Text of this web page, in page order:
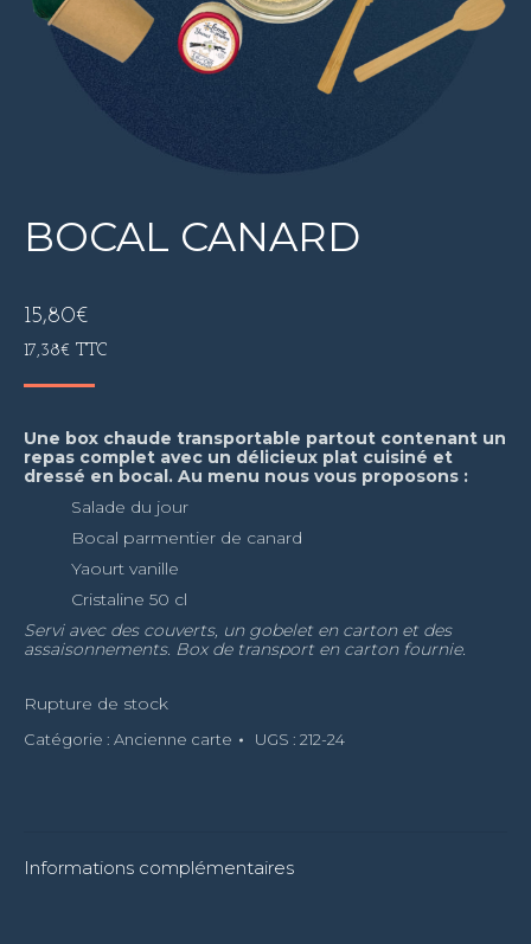
BOCAL CANARD
15,80€
17,38€ TTC
Une box chaude transportable partout contenant un
repas complet avec un délicieux plat cuisiné et
dressé en bocal. Au menu nous vous proposons :
Salade du jour
Bocal parmentier de canard
Yaourt vanille
Cristaline 50 cl
Servi avec des couverts, un gobelet en carton et des
assaisonnements. Box de transport en carton fournie.
Rupture de stock
Catégorie : Ancienne carte UGS : 212-24
Informations complémentaires